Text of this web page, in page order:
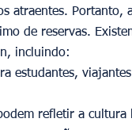
atraentes. Portanto,
de reservas.
incluindo:
estudantes,
refletir a cultura